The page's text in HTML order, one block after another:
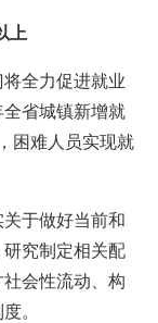
上
全力促进就业
省城镇新增就
困难人员实现就
于做好当前和
究制定相关配
会性流动、构
。